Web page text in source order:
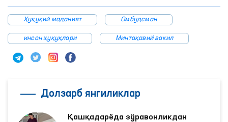
Ҳуқуқий маданият Омбудсман
инсон ҳуқуқлари Минтақавий вакил
Долзарб янгиликлар
Қашқадарёда зўравонликдан